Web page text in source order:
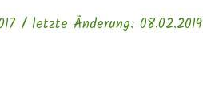
/ letzte Änderung: 08.02.2019